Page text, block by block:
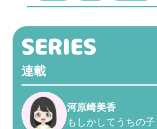
連載
河原崎美香
もしかしてうちの